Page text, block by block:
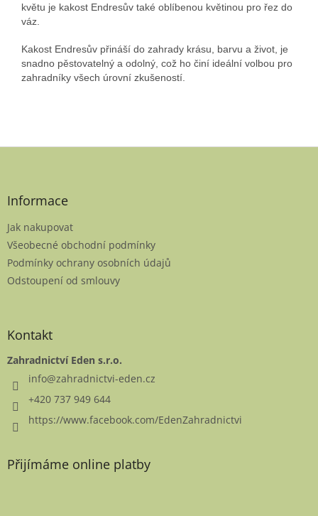
květu je kakost Endresův také oblíbenou květinou pro řez do
váz.
Kakost Endresův přináší do zahrady krásu, barvu a život, je
snadno pěstovatelný a odolný, což ho činí ideální volbou pro
zahradníky všech úrovní zkušeností.
Z
Informace
Jak nakupovat
Všeobecné obchodní podmínky
Podmínky ochrany osobních údajů
Odstoupení od smlouvy
Kontakt
Zahradnictví Eden s.r.o.
info@zahradnictvi-eden.cz
+420 737 949 644
https://www.facebook.com/EdenZahradnictvi
Přijímáme online platby